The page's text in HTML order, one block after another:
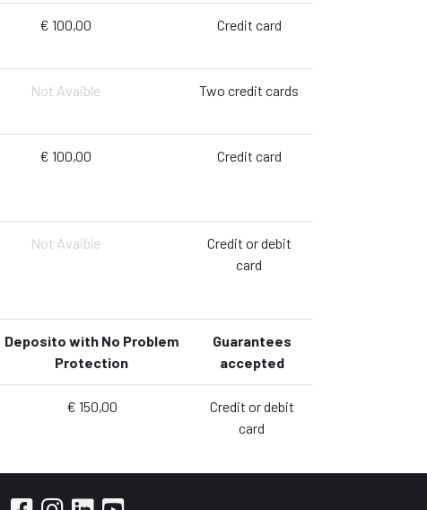
€ 100,00 Credit card
Not Avaible Two credit cards
€ 100,00 Credit card
Not Avaible
Credit or debit
card
Deposito with No Problem
Protection
Guarantees
accepted
€ 150,00
Credit or debit
card